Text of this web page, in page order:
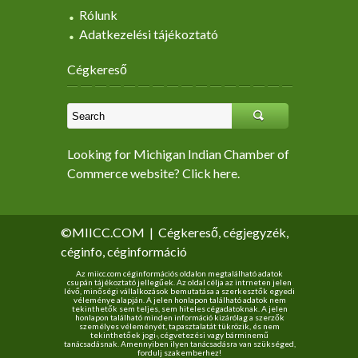
Rólunk
Adatkezelési tájékoztató
Cégkereső
Looking for Michigan Indian Chamber of
Commerce website? Click here.
©MIICC.COM | Cégkereső, cégjegyzék,
céginfo, céginformáció
Az miicc.com céginformációs oldalon megtalálható adatok
csupán tájékoztató jellegűek. Az oldal célja az intrneten jelen
lévő, minőségi vállalkozások bemutatása a szerkesztők egyedi
véleménye alapján. A jelen honlapon található adatok nem
tekinthetők sem teljes, sem hiteles cégadatoknak. A jelen
honlapon található minden információ kizárólag a szerzők
személyes véleményét, tapasztalatát tükrözik, és nem
tekinthetőek jogi-, cégvetezési vagy bárminemű
tanácsadásnak. Amennyiben ilyen tanácsadásra van szükséged,
fordulj szakemberhez!